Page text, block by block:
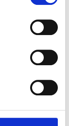
netissä on
– ja mitä